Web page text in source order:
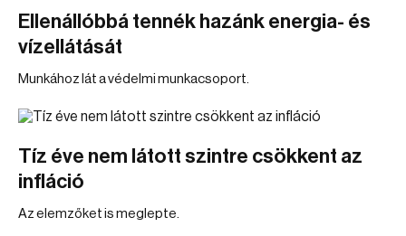
Ellenállóbbá tennék hazánk energia- és
vízellátását
Munkához lát a védelmi munkacsoport.
Tíz éve nem látott szintre csökkent az
infláció
Az elemzőket is meglepte.